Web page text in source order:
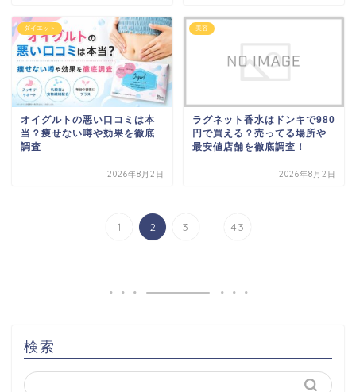
ダイエット
オイグルトの悪い口コミは本
当？痩せない噂や効果を徹底
調査
2026年8月2日
美容
ラグネット香水はドンキで980
円で買える？売ってる場所や
最安値店舗を徹底調査！
2026年8月2日
1 2 3 ... 43
検索